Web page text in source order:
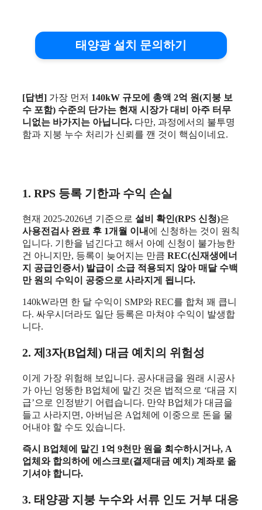
태양광 설치 문의하기
[답변] 가장 먼저 140kW 규모에 총액 2억 원(지붕 보
수 포함) 수준의 단가는 현재 시장가 대비 아주 터무
니없는 바가지는 아닙니다. 다만, 과정에서의 불투명
함과 지붕 누수 처리가 신뢰를 깬 것이 핵심이네요.
1. RPS 등록 기한과 수익 손실
현재 2025-2026년 기준으로 설비 확인(RPS 신청)은
사용전검사 완료 후 1개월 이내 에 신청하는 것이 원칙
입니다. 기한을 넘긴다고 해서 아예 신청이 불가능한
건 아니지만, 등록이 늦어지는 만큼 REC(신재생에너
지 공급인증서) 발급이 소급 적용되지 않아 매달 수백
만 원의 수익이 공중으로 사라지게 됩니다.
140kW라면 한 달 수익이 SMP와 REC를 합쳐 꽤 큽니
다. 싸우시더라도 일단 등록은 마쳐야 수익이 발생합
니다.
2. 제3자(B업체) 대금 예치의 위험성
이게 가장 위험해 보입니다. 공사대금을 원래 시공사
가 아닌 엉뚱한 B업체에 맡긴 것은 법적으로 ‘대금 지
급’으로 인정받기 어렵습니다. 만약 B업체가 대금을
들고 사라지면, 아버님은 A업체에 이중으로 돈을 물
어내야 할 수도 있습니다.
즉시 B업체에 맡긴 1억 9천만 원을 회수하시거나, A
업체와 합의하에 에스크로(결제대금 예치) 계좌로 옮
기셔야 합니다.
3. 태양광 지붕 누수와 서류 인도 거부 대응